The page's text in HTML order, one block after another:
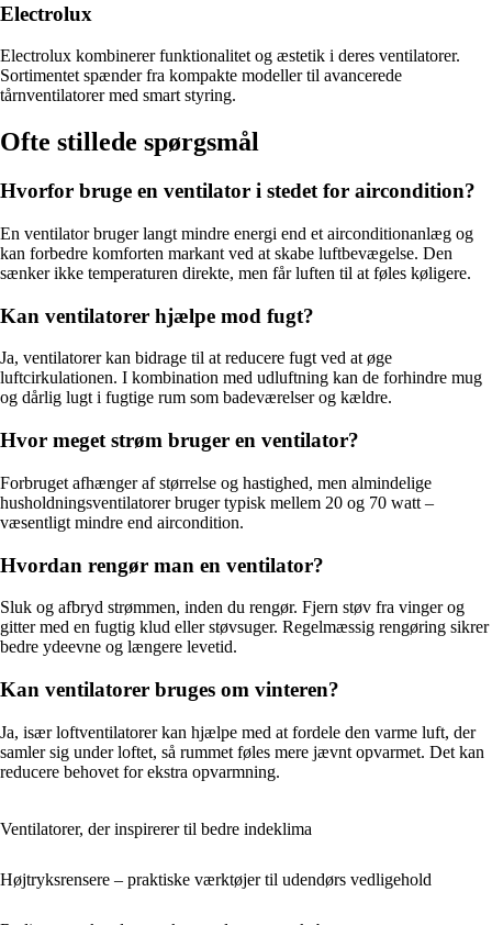
Electrolux
Electrolux kombinerer funktionalitet og æstetik i deres ventilatorer.
Sortimentet spænder fra kompakte modeller til avancerede
tårnventilatorer med smart styring.
Ofte stillede spørgsmål
Hvorfor bruge en ventilator i stedet for aircondition?
En ventilator bruger langt mindre energi end et airconditionanlæg og
kan forbedre komforten markant ved at skabe luftbevægelse. Den
sænker ikke temperaturen direkte, men får luften til at føles køligere.
Kan ventilatorer hjælpe mod fugt?
Ja, ventilatorer kan bidrage til at reducere fugt ved at øge
luftcirkulationen. I kombination med udluftning kan de forhindre mug
og dårlig lugt i fugtige rum som badeværelser og kældre.
Hvor meget strøm bruger en ventilator?
Forbruget afhænger af størrelse og hastighed, men almindelige
husholdningsventilatorer bruger typisk mellem 20 og 70 watt –
væsentligt mindre end aircondition.
Hvordan rengør man en ventilator?
Sluk og afbryd strømmen, inden du rengør. Fjern støv fra vinger og
gitter med en fugtig klud eller støvsuger. Regelmæssig rengøring sikrer
bedre ydeevne og længere levetid.
Kan ventilatorer bruges om vinteren?
Ja, især loftventilatorer kan hjælpe med at fordele den varme luft, der
samler sig under loftet, så rummet føles mere jævnt opvarmet. Det kan
reducere behovet for ekstra opvarmning.
Ventilatorer, der inspirerer til bedre indeklima
Højtryksrensere – praktiske værktøjer til udendørs vedligehold